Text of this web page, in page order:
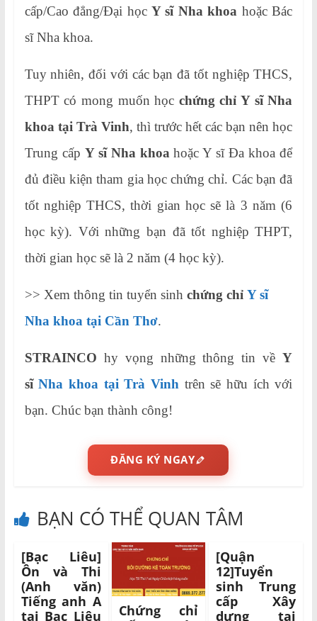
cấp/Cao đẳng/Đại họcY sĩ Nha khoa hoặc Bác
sĩ Nha khoa.
Tuy nhiên, đối với các bạn đã tốt nghiệp THCS,
THPT có mong muốn học chứng chỉ Y sĩ Nha
khoa tại Trà Vinh, thì trước hết các bạn nên học
Trung cấp Y sĩ Nha khoa hoặc Y sĩ Đa khoa để
đủ điều kiện tham gia học chứng chỉ. Các bạn đã
tốt nghiệp THCS, thời gian học sẽ là 3 năm (6
học kỳ). Với những bạn đã tốt nghiệp THPT,
thời gian học sẽ là 2 năm (4 học kỳ).
>> Xem thông tin tuyển sinh chứng chỉ Y sĩ
Nha khoa tại Cần Thơ.
STRAINCO hy vọng những thông tin vềY
sĩNha khoa tại Trà Vinh trên sẽ hữu ích với
bạn. Chúc bạn thành công!
ĐĂNG KÝ NGAY
BẠN CÓ THỂ QUAN TÂM
[Bạc Liêu]
Ôn và Thi
(Anh văn)
Tiếng anh A
tại Bạc Liêu
Chứng chỉ
[Quận
12]Tuyển
sinh Trung
cấp Xây
dựng tại